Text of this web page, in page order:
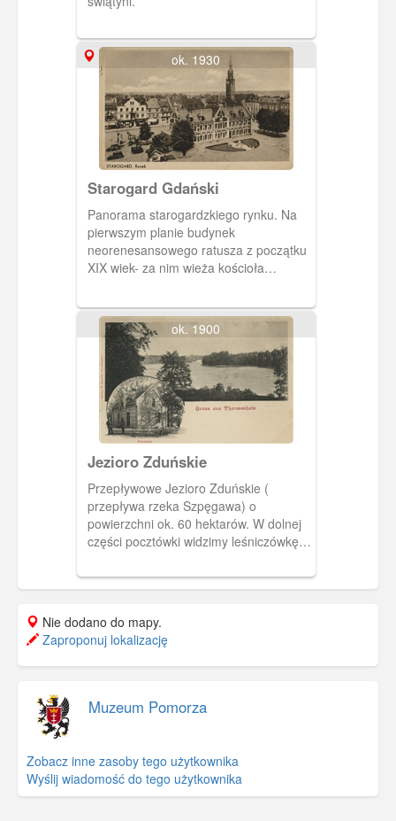
ok. 1930
Starogard Gdański
Panorama starogardzkiego rynku. Na
pierwszym planie budynek
neorenesansowego ratusza z początku
XIX wiek- za nim wieża kościoła
ok. 1900
Jezioro Zduńskie
Przepływowe Jezioro Zduńskie (
przepływa rzeka Szpęgawa) o
powierzchni ok. 60 hektarów. W dolnej
części pocztówki widzimy leśniczówkę,
miejsce wycieczek mieszkańców
Starogardu i Tczewa.
Nie dodano do mapy.
Zaproponuj lokalizację
Muzeum Pomorza
Zobacz inne zasoby tego użytkownika
Wyślij wiadomość do tego użytkownika